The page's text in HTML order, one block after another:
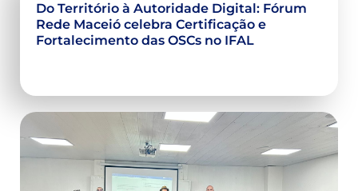
Do Território à Autoridade Digital: Fórum
Rede Maceió celebra Certificação e
Fortalecimento das OSCs no IFAL